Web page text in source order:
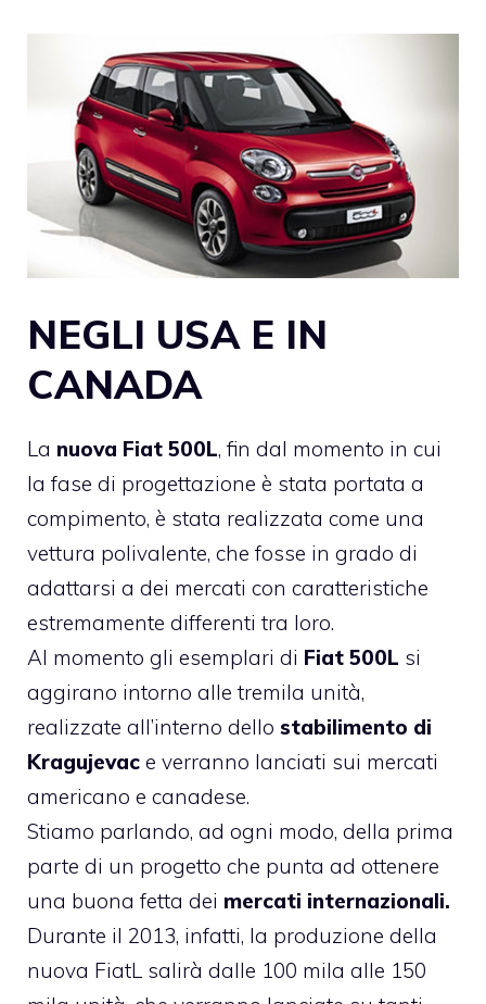
NEGLI USA E IN
CANADA
La nuova Fiat 500L, fin dal momento in cui
la fase di progettazione è stata portata a
compimento, è stata realizzata come una
vettura polivalente, che fosse in grado di
adattarsi a dei mercati con caratteristiche
estremamente differenti tra loro.
Al momento gli esemplari di Fiat 500L si
aggirano intorno alle tremila unità,
realizzate all’interno dello stabilimento di
Kragujevac e verranno lanciati sui mercati
americano e canadese.
Stiamo parlando, ad ogni modo, della prima
parte di un progetto che punta ad ottenere
una buona fetta dei mercati internazionali.
Durante il 2013, infatti, la produzione della
nuova FiatL salirà dalle 100 mila alle 150